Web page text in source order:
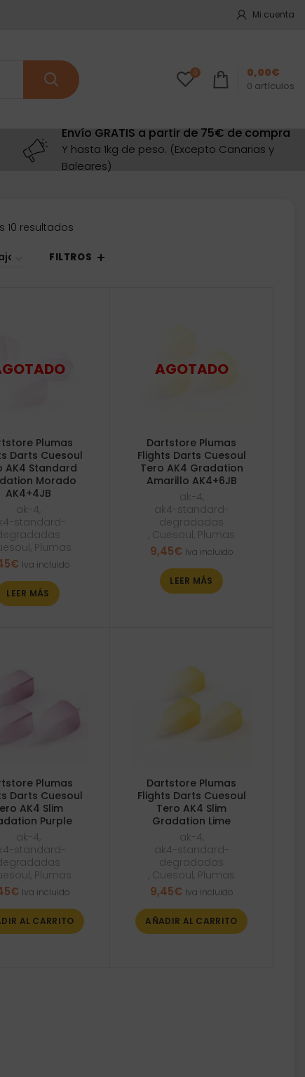
Mi cuenta
0
0 artículos
0,00€
Envío GRATIS a partir de 75€ de compra
Y hasta 1kg de peso. (Excepto Canarias y
Baleares)
10 resultados
precio:
FILTROS
Plumas
Darts Cuesoul
AK4 Standard
Morado
AK4+4JB
ak-4,
standard-
, Plumas
€ Iva incluido
LEER MÁS
Dartstore Plumas
Flights Darts Cuesoul
Tero AK4 Gradation
Amarillo AK4+6JB
ak-4,
ak4-standard-
degradadas
, Cuesoul, Plumas
9,45€ Iva incluido
LEER MÁS
Plumas
Darts Cuesoul
AK4 Slim
Purple
ak-4,
standard-
, Plumas
€ Iva incluido
AL CARRITO
Dartstore Plumas
Flights Darts Cuesoul
Tero AK4 Slim
Gradation Lime
ak-4,
ak4-standard-
degradadas
, Cuesoul, Plumas
9,45€ Iva incluido
AÑADIR AL CARRITO